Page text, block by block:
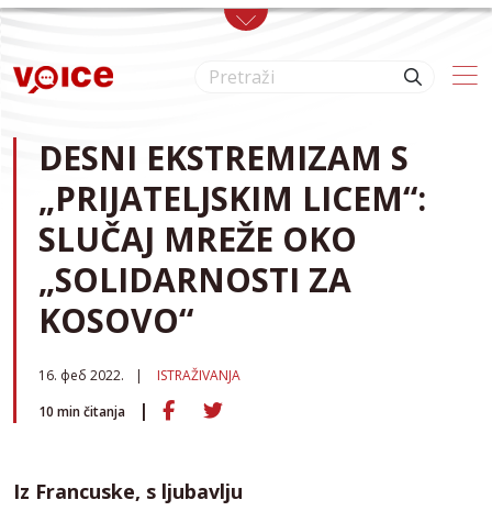
Skip to main content
DESNI EKSTREMIZAM S
„PRIJATELJSKIM LICEM“:
SLUČAJ MREŽE OKO
„SOLIDARNOSTI ZA
KOSOVO“
16. феб 2022.
ISTRAŽIVANJA
10 min čitanja
Iz Francuske, s ljubavlju